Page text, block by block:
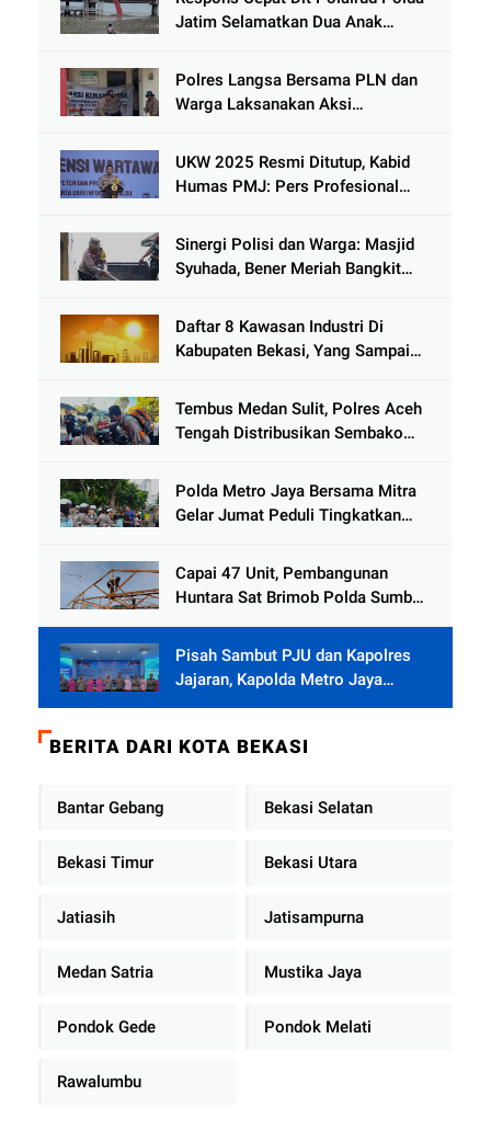
Jatim Selamatkan Dua Anak
Kenjeran
Polres Langsa Bersama PLN dan
Warga Laksanakan Aksi
Tamiang
UKW 2025 Resmi Ditutup, Kabid
Humas PMJ: Pers Profesional
Hoaks
Sinergi Polisi dan Warga: Masjid
Syuhada, Bener Meriah Bangkit
Daftar 8 Kawasan Industri Di
Kabupaten Bekasi, Yang Sampai
Tembus Medan Sulit, Polres Aceh
Tengah Distribusikan Sembako
Jamat
Polda Metro Jaya Bersama Mitra
Gelar Jumat Peduli Tingkatkan
Capai 47 Unit, Pembangunan
Huntara Sat Brimob Polda Sumbar
Pisah Sambut PJU dan Kapolres
Jajaran, Kapolda Metro Jaya
Tekankan Pelayanan Publik
BERITA DARI KOTA BEKASI
Bantar Gebang Bekasi Selatan
Bekasi Timur Bekasi Utara
Jatiasih Jatisampurna
Medan Satria Mustika Jaya
Pondok Gede Pondok Melati
Rawalumbu